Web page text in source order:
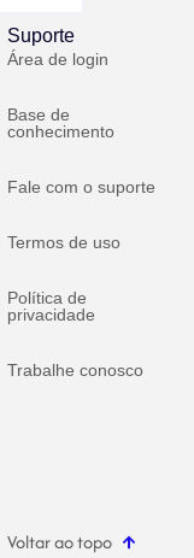
Suporte
Área de login
Base de
conhecimento
Fale com o suporte
Termos de uso
Política de
privacidade
Trabalhe conosco
Voltar ao topo